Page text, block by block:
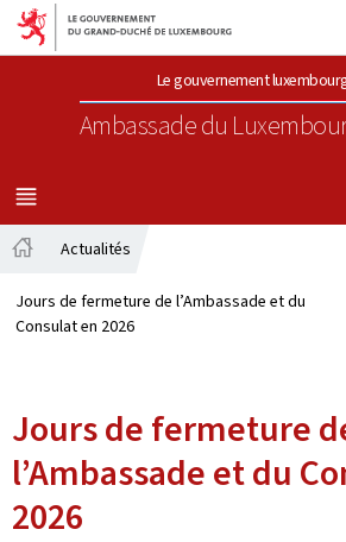
Aller au menu principal
Aller au contenu
Le gouvernement
Ambassade du
MENU
PRINCIPAL
Actualités
Jours de fermeture de l’Ambassade et du
Consulat en 2026
Jours de fermeture
l’Ambassade et du
2026